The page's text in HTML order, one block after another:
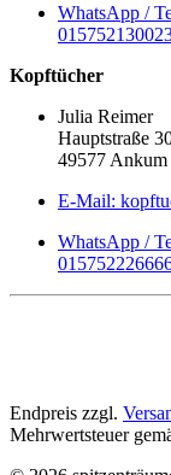
WhatsApp /
Kopftücher
Julia Reimer
Hauptstraße
49577 Ankum
E-Mail:
WhatsApp /
Endpreis zzgl.
Mehrwertsteuer